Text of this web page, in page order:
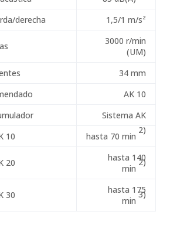
derecha
1,5/1 m/s²
3000 r/min
(UM)
34 mm
AK 10
Sistema AK
10
hasta 70 min
2)
20
hasta 140
min
2)
30
hasta 175
min
3)